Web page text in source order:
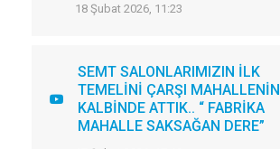
18 Şubat 2026, 11:23
SEMT SALONLARIMIZIN İLK
TEMELİNİ ÇARŞI MAHALLENİN
KALBİNDE ATTIK.. “ FABRİKA
MAHALLE SAKSAĞAN DERE”